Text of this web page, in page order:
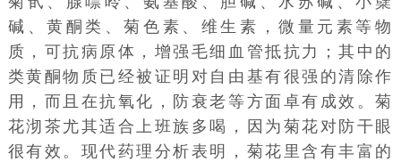
碱、黄酮类、菊色素、维生素，微量元素等物
质，可抗病原体，增强毛细血管抵抗力；其中的
类黄酮物质已经被证明对自由基有很强的清除作
用，而且在抗氧化，防衰老等方面卓有成效。菊
花沏茶尤其适合上班族多喝，因为菊花对防干眼
很有效。现代药理分析表明，菊花里含有丰富的